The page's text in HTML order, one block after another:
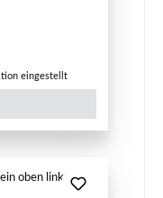
eingestellt